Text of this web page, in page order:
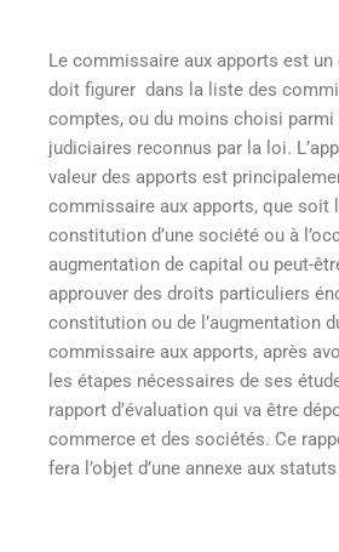
Le commissaire aux apports est
doit figurer dans la liste des
comptes, ou du moins choisi parmi
judiciaires reconnus par la loi.
valeur des apports est
commissaire aux apports, que soit
constitution d’une société ou à
augmentation de capital ou peut-
approuver des droits particuliers
constitution ou de l’augmentation
commissaire aux apports, après
les étapes nécessaires de ses
rapport d’évaluation qui va être
commerce et des sociétés. Ce
fera l’objet d’une annexe aux